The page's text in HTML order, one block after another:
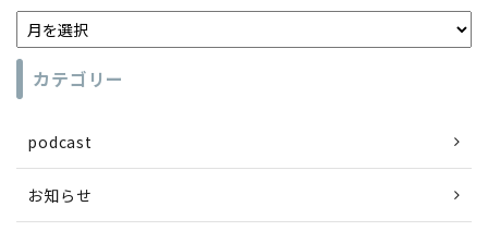
カテゴリー
podcast
お知らせ